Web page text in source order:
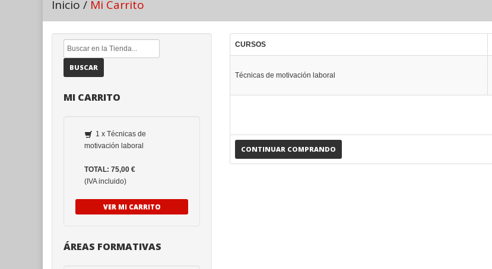
Inicio / Mi Carrito
BUSCAR
MI CARRITO
1 x Técnicas de
motivación laboral
TOTAL: 75,00 €
(IVA incluido)
VER MI CARRITO
ÁREAS FORMATIVAS
CURSOS
CONTINUAR COMPRANDO
Técnicas de motivación laboral